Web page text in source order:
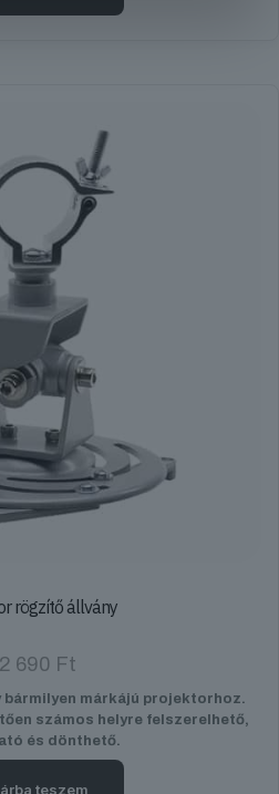
rögzítő állvány
690 Ft
márkájú projektorhoz.
számos helyre felszerelhető,
és dönthető.
teszem